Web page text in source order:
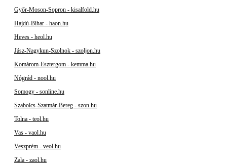
Győr-Moson-Sopron - kisalfold.hu
Hajdú-Bihar - haon.hu
Heves - heol.hu
Jász-Nagykun-Szolnok - szoljon.hu
Komárom-Esztergom - kemma.hu
Nógrád - nool.hu
Somogy - sonline.hu
Szabolcs-Szatmár-Bereg - szon.hu
Tolna - teol.hu
Vas - vaol.hu
Veszprém - veol.hu
Zala - zaol.hu